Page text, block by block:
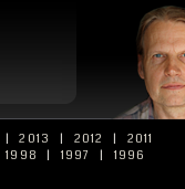
| 2013 | 2012 |
2011
1998 | 1997 |
1996